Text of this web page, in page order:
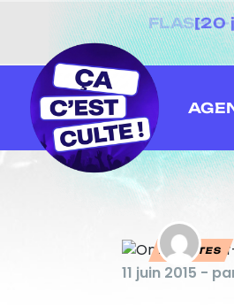
[20
ARTISTES
11 juin 2015 -